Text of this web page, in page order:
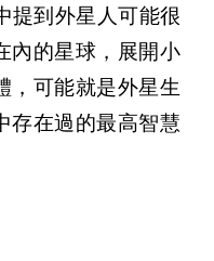
提到外星人可能很
內的星球，展開小
，可能就是外星生
存在過的最高智慧